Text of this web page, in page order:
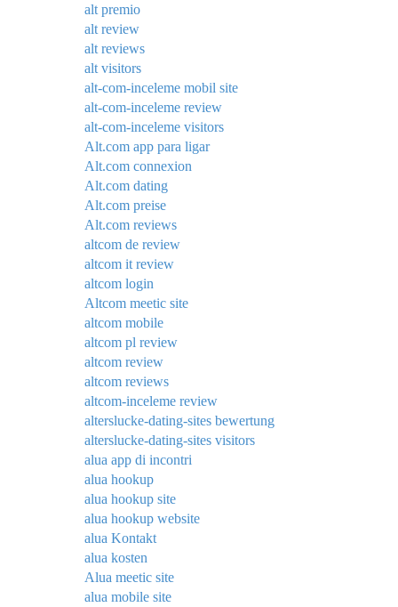
alt premio
alt review
alt reviews
alt visitors
alt-com-inceleme mobil site
alt-com-inceleme review
alt-com-inceleme visitors
Alt.com app para ligar
Alt.com connexion
Alt.com dating
Alt.com preise
Alt.com reviews
altcom de review
altcom it review
altcom login
Altcom meetic site
altcom mobile
altcom pl review
altcom review
altcom reviews
altcom-inceleme review
alterslucke-dating-sites bewertung
alterslucke-dating-sites visitors
alua app di incontri
alua hookup
alua hookup site
alua hookup website
alua Kontakt
alua kosten
Alua meetic site
alua mobile site